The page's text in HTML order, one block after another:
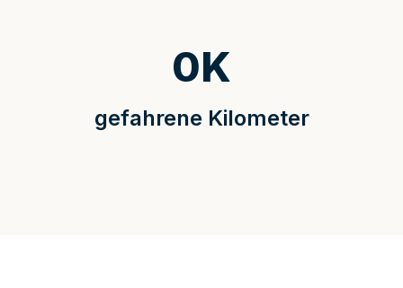
gefahrene Kilometer
0K